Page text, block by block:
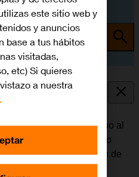
la eSIM del móvil antiguo al
tanto el móvil antiguo
con la versión de
a una red Wi-Fi.
este sitio web y
y anuncios
base a tus hábitos
visitadas,
etc) Si quieres
a nuestra